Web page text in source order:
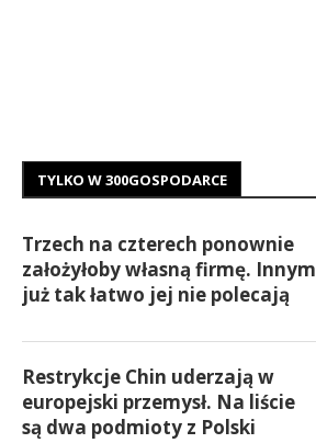
TYLKO W 300GOSPODARCE
Trzech na czterech ponownie
założyłoby własną firmę. Innym
już tak łatwo jej nie polecają
Restrykcje Chin uderzają w
europejski przemysł. Na liście
są dwa podmioty z Polski